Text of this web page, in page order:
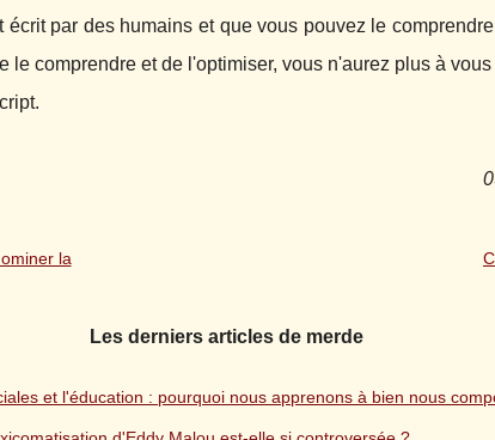
par des humains et que vous pouvez le
le comprendre et de l'optimiser, vous n'aurez plus à
la
Les derniers articles de merde
et l'éducation : pourquoi nous apprenons à bien nous